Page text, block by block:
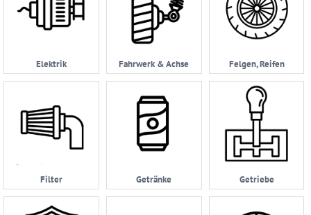
Anfrage
Garage
|
Impressum
Zahlungsmöglichkeiten
Widerrufsbelehrung
Elektrik Fahrwerk & Achse Felgen, Reifen
Filter Getränke Getriebe